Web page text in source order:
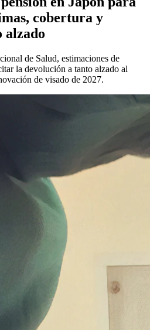
cobertura y
alzado
de Salud, estimaciones de
la devolución a tanto alzado al
de visado de 2027.